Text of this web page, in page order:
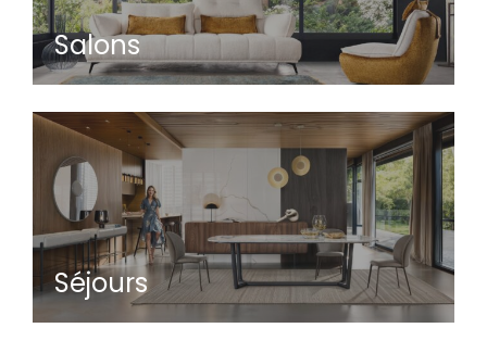
Salons
Séjours